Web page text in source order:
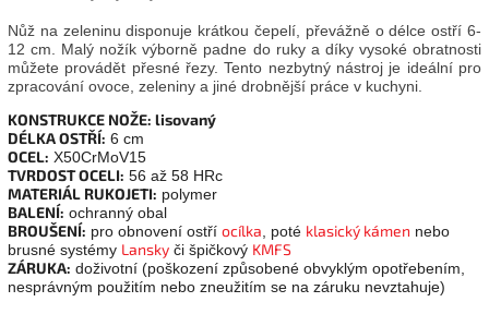
Nůž na zeleninu disponuje krátkou čepelí, převážně o délce ostří 6-
12 cm. Malý nožík výborně padne do ruky a díky vysoké obratnosti
můžete provádět přesné řezy. Tento nezbytný nástroj je ideální pro
zpracování ovoce, zeleniny a jiné drobnější práce v kuchyni.
KONSTRUKCE NOŽE: lisovaný
DÉLKA OSTŘÍ: 6 cm
OCEL: X50CrMoV15
TVRDOST OCELI: 56 až 58 HRc
MATERIÁL RUKOJETI: polymer
BALENÍ: ochranný obal
BROUŠENÍ: pro obnovení ostří ocílka , poté klasický kámen nebo
brusné systémy Lansky či špičkový KMFS
ZÁRUKA: doživotní (poškození způsobené obvyklým opotřebením,
nesprávným použitím nebo zneužitím se na záruku nevztahuje)